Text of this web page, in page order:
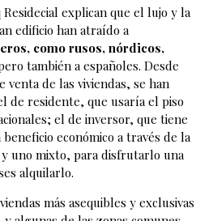
explican que el lujo y la
edificio han atraído a
como rusos, nórdicos,
también a españoles. Desde
venta de las viviendas, se han
de residente, que usaría el piso
el de inversor, que tiene
económico a través de la
uno mixto, para disfrutarlo una
alquilarlo.
más asequibles y exclusivas